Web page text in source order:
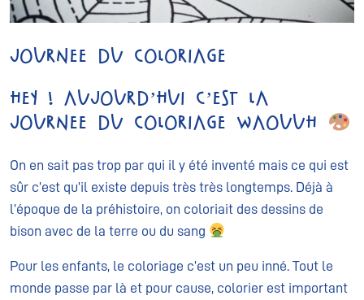
Journee du coloriage
Hey ! Aujourd’hui c’est la
journee du coloriage WAOUUH
On en sait pas trop par qui il y été inventé mais ce qui est
sûr c’est qu’il existe depuis très très longtemps. Déjà à
l’époque de la préhistoire, on coloriait des dessins de
bison avec de la terre ou du sang
Pour les enfants, le coloriage c’est un peu inné. Tout le
monde passe par là et pour cause, colorier est important